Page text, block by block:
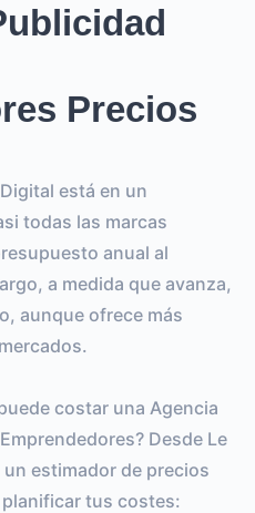
Precios
está en un
todas las marcas
anual al
a medida que avanza,
aunque ofrece más
costar una Agencia
Desde Le
estimador de precios
tus costes: